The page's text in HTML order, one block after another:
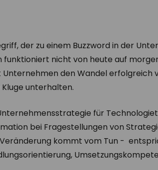
der zu einem Buzzword in der
funktioniert nicht von heute auf
den Wandel erfolgreich
unterhalten.
für
bei Fragestellungen von
kommt vom Tun -